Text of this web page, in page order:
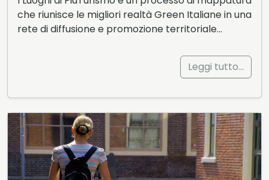
che riunisce le migliori realtà Green Italiane in una
rete di diffusione e promozione territoriale…
Leggi tutto…